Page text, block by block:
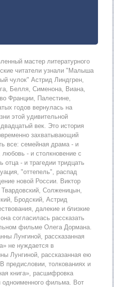
мастер литературного
читатели узнали "Малыша
чулок" Астрид Линдгрен,
Белля, Сименона, Виана,
Франции, Палестине,
годов вернулась на
этой удивительной
век. Это история
захватывающий
все: семейная драма - и
- и столкновение с
- и трагедии тридцать
"оттепель", распад
новой России. Виктор
Солженицын,
Бродский, Астрид
далекие и близкие
согласилась рассказать
фильме Олега Дормана.
Лунгиной, рассказанная
не нуждается в
Лунгиной, рассказанная ею
толкованиях и
книга», расшифровка
одноименного фильма. Вот